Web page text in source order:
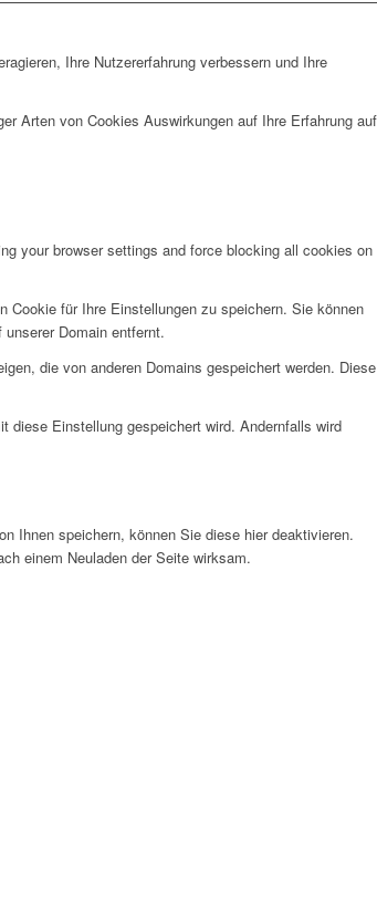
Ihre Nutzererfahrung verbessern und Ihre
Arten von Cookies Auswirkungen auf Ihre Erfahrung auf
your browser settings and force blocking all cookies on
Cookie für Ihre Einstellungen zu speichern. Sie können
Domain entfernt.
die von anderen Domains gespeichert werden. Diese
diese Einstellung gespeichert wird. Andernfalls wird
Ihnen speichern, können Sie diese hier deaktivieren.
einem Neuladen der Seite wirksam.